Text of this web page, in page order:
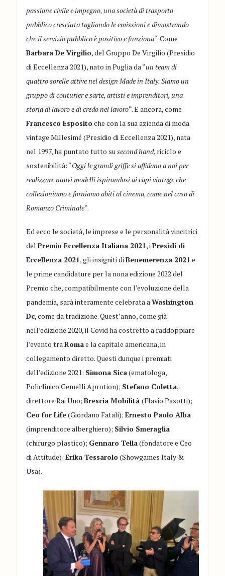
passione civile e impegno, una società di trasporto
pubblico cresciuta tagliando le emissioni e dimostrando
che il servizio pubblico è positivo e funziona“. Come
Barbara De Virgilio, del Gruppo De Virgilio (Presidio
di Eccellenza 2021), nato in Puglia da “un team di
quattro sorelle attive nel design Made in Italy. Siamo un
gruppo di couturier e sarte, artisti e imprenditori, una
storia di lavoro e di credo nel lavoro“. E ancora, come
Francesco Espositoche con la sua azienda di moda
vintage Millesimé (Presidio di Eccellenza 2021), nata
nel 1997, ha puntato tutto susecond hand, riciclo e
sostenibilità: “Oggi le grandi griffesi affidano a noi per
realizzare nuovi modelli ispirandosi ai capi vintage che
collezioniamo e forniamo abiti al cinema, come nel caso di
Romanzo Criminale“.
Ed ecco le società, le imprese e le personalità vincitrici
delPremio Eccellenza Italiana 2021, iPresìdi di
Eccellenza 2021, gli insigniti diBenemerenza 2021 e
le prime candidature per la nona edizione 2022 del
Premio che, compatibilmente con l’evoluzione della
pandemia, sarà interamente celebrata aWashington
Dc, come da tradizione. Quest’anno, come già
nell’edizione 2020, il Covid ha costretto a raddoppiare
l’evento traRomae la capitale americana, in
collegamento diretto. Questi dunque i premiati
dell’edizione 2021: Simona Sica(ematologa,
Policlinico Gemelli Aprotion); Stefano Coletta,
direttore Rai Uno;Brescia Mobilità(Flavio Pasotti);
Ceo for Life(Giordano Fatali);Ernesto Paolo Alba
(imprenditore alberghiero); Silvio Smeraglia
(chirurgo plastico); Gennaro Tella(fondatore e Ceo
di Attitude);Erika Tessarolo(Showgames Italy &
Usa).